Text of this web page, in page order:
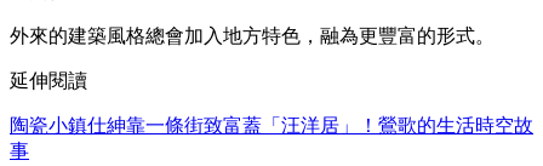
外來的建築風格總會加入地方特色，融為更豐富的形式。
延伸閱讀
陶瓷小鎮仕紳靠一條街致富蓋「汪洋居」！鶯歌的生活時空故
事